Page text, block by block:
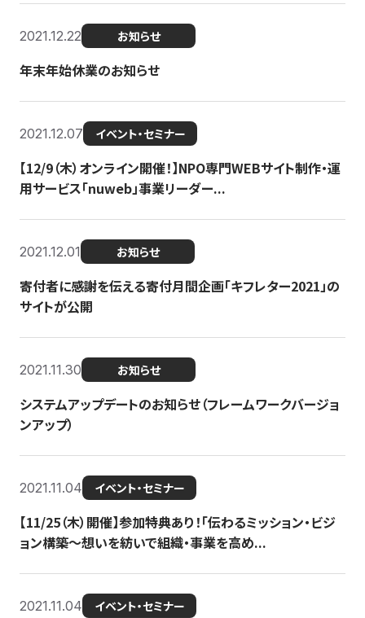
2021.12.22 お知らせ
年末年始休業のお知らせ
2021.12.07 イベント・セミナー
【12/9（木）オンライン開催！】NPO専門WEBサイト制作・運
用サービス「nuweb」事業リーダー...
2021.12.01 お知らせ
寄付者に感謝を伝える寄付月間企画「キフレター2021」の
サイトが公開
2021.11.30 お知らせ
システムアップデートのお知らせ（フレームワークバージョ
ンアップ）
2021.11.04 イベント・セミナー
【11/25（木）開催】参加特典あり！「伝わるミッション・ビジ
ョン構築〜想いを紡いで組織・事業を高め...
2021.11.04 イベント・セミナー